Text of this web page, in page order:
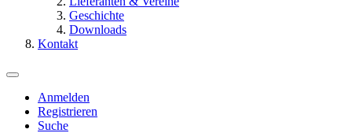
Geschichte
Downloads
Kontakt
Anmelden
Registrieren
Suche